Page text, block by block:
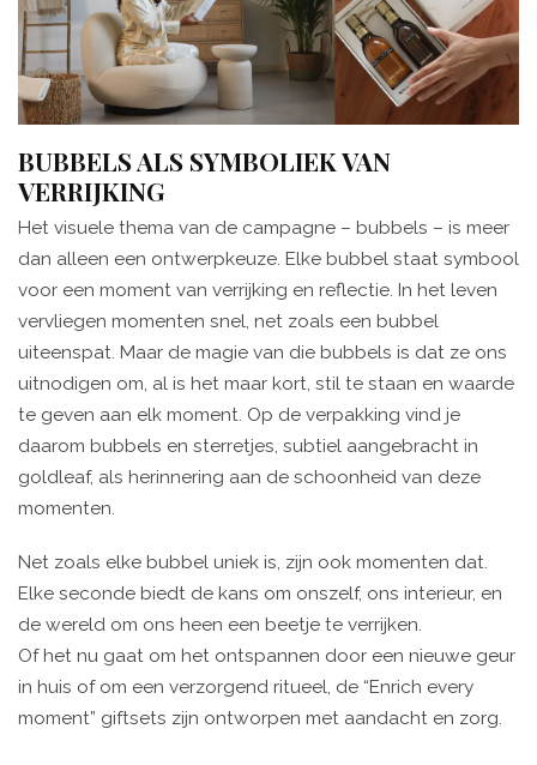
BUBBELS ALS SYMBOLIEK VAN
VERRIJKING
Het visuele thema van de campagne – bubbels – is meer
dan alleen een ontwerpkeuze. Elke bubbel staat symbool
voor een moment van verrijking en reflectie. In het leven
vervliegen momenten snel, net zoals een bubbel
uiteenspat. Maar de magie van die bubbels is dat ze ons
uitnodigen om, al is het maar kort, stil te staan en waarde
te geven aan elk moment. Op de verpakking vind je
daarom bubbels en sterretjes, subtiel aangebracht in
goldleaf, als herinnering aan de schoonheid van deze
momenten.
Net zoals elke bubbel uniek is, zijn ook momenten dat.
Elke seconde biedt de kans om onszelf, ons interieur, en
de wereld om ons heen een beetje te verrijken.
Of het nu gaat om het ontspannen door een nieuwe geur
in huis of om een verzorgend ritueel, de “Enrich every
moment” giftsets zijn ontworpen met aandacht en zorg.